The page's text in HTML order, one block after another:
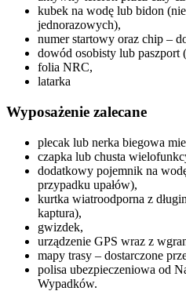
kubek na wodę lub bidon
jednorazowych),
numer startowy oraz chip –
dowód osobisty lub paszport
folia NRC,
latarka
Wyposażenie zalecane
plecak lub nerka biegowa
czapka lub chusta
dodatkowy pojemnik na
przypadku upałów),
kurtka wiatroodporna z
kaptura),
gwizdek,
urządzenie GPS wraz z
mapy trasy – dostarczone
polisa ubezpieczeniowa od
Wypadków.